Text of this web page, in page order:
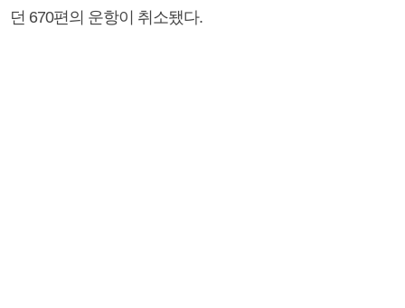
던 670편의 운항이 취소됐다.